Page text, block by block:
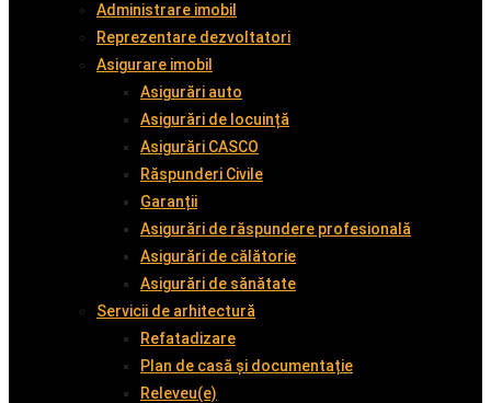
Administrare imobil
Reprezentare dezvoltatori
Asigurare imobil
Asigurări auto
Asigurări de locuință
Asigurări CASCO
Răspunderi Civile
Garanții
Asigurări de răspundere profesională
Asigurări de călătorie
Asigurări de sănătate
Servicii de arhitectură
Refatadizare
Plan de casă și documentație
Releveu(e)